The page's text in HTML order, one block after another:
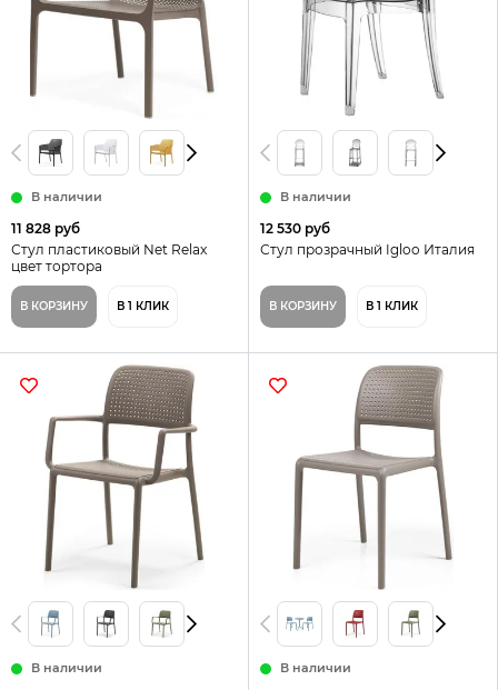
В наличии
11 828 руб
Стул пластиковый Net Relax
цвет тортора
В КОРЗИНУ В 1 КЛИК
В наличии
12 530 руб
Стул прозрачный Igloo Италия
В КОРЗИНУ В 1 КЛИК
В наличии В наличии